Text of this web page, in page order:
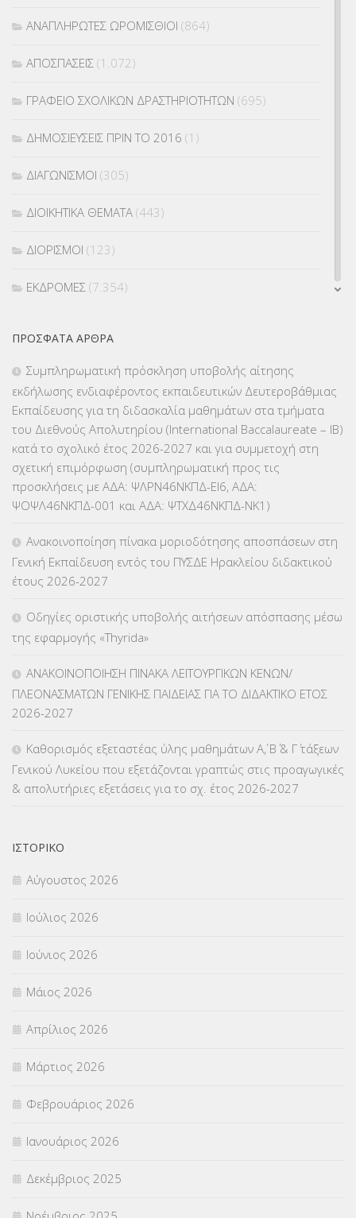
ΑΝΑΠΛΗΡΩΤΕΣ ΩΡΟΜΙΣΘΙΟΙ (864)
ΑΠΟΣΠΑΣΕΙΣ (1.072)
ΓΡΑΦΕΙΟ ΣΧΟΛΙΚΩΝ ΔΡΑΣΤΗΡΙΟΤΗΤΩΝ (695)
ΔΗΜΟΣΙΕΥΣΕΙΣ ΠΡΙΝ ΤΟ 2016 (1)
ΔΙΑΓΩΝΙΣΜΟΙ (305)
ΔΙΟΙΚΗΤΙΚΑ ΘΕΜΑΤΑ (443)
ΔΙΟΡΙΣΜΟΙ (123)
ΕΚΔΡΟΜΕΣ (7.354)
ΕΠΙΜΟΡΦΩΣΗ Τ.Π.Ε.(10)
ΕΥΡΩΠΑΪΚΑ ΠΡΟΓΡΑΜΜΑΤΑ(230)
ΚΕΣΥ (60)
ΚΕΣΥΠ(109)
ΚΠγ – ΚΡΑΤΙΚΟ ΠΙΣΤΟΠΟΙΗΤΙΚΟ ΓΛΩΣΣΟΜΑΘΕΙΑΣ(135)
ΚΠπ- ΚΡΑΤΙΚΟ ΠΙΣΤΟΠΟΙΗΤΙΚΟ ΠΛΗΡΟΦΟΡΙΚΗΣ
ΛΟΙΠΑ(309)
ΜΕΤΑΘΕΣΕΙΣ-ΤΟΠΟΘΕΤΗΣΕΙΣ ΒΕΛΤΙΩΣΕΙΣ(319)
ΜΕΤΑΦΟΡΑ ΜΑΘΗΤΩΝ(3)
ΟΙΚΟΝΟΜΙΚΑ ΘΕΜΑΤΑ
Π.Ε.Κ. ΗΡΑΚΛΕΙΟΥ
ΠΑΝΕΛΛΑΔΙΚΕΣ ΕΞΕΤΑΣΕΙΣ
ΠΡΟΚΗΡΥΞΕΙΣ
ΣΕΜΙΝΑΡΙΑ – ΗΜΕΡΙΔΕΣ
ΣΕΠ(50)
ΣΤΕΛΕΧΗ (360)
ΣΥΜΒΟΥΛΕΥΤΙΚΟΣ ΣΤΑΘΜΟΣ ΝΕΩΝ
ΣΥΝΤΑΞΕΙΣ(12)
ΣΧΟΛΙΚΟΙ ΣΥΜΒΟΥΛΟΙ
ΠΡΌΣΦΑΤΑ ΆΡΘΡΑ
Συμπληρωματική πρόσκληση υποβολής αίτησης
εκδήλωσης ενδιαφέροντος εκπαιδευτικών Δευτεροβάθμιας
Εκπαίδευσης για τη διδασκαλία μαθημάτων στα τμήματα
του Διεθνούς Απολυτηρίου (International Baccalaureate – IB)
κατά το σχολικό έτος 2026-2027 και για συμμετοχή στη
σχετική επιμόρφωση (συμπληρωματική προς τις
προσκλήσεις με ΑΔΑ: ΨΛΡΝ46ΝΚΠΔ-ΕΙ6, ΑΔΑ:
ΨΟΨΛ46ΝΚΠΔ-001 και ΑΔΑ: ΨΤΧΔ46ΝΚΠΔ-ΝΚ1)
Ανακοινοποίηση πίνακα μοριοδότησης αποσπάσεων στη
Γενική Εκπαίδευση εντός του ΠΥΣΔΕ Ηρακλείου διδακτικού
έτους 2026-2027
Οδηγίες οριστικής υποβολής αιτήσεων απόσπασης μέσω
της εφαρμογής «Thyrida»
ΑΝΑΚΟΙΝΟΠΟΙΗΣΗ ΠΙΝΑΚΑ ΛΕΙΤΟΥΡΓΙΚΩΝ ΚΕΝΩΝ/
ΠΛΕΟΝΑΣΜΑΤΩΝ ΓΕΝΙΚΗΣ ΠΑΙΔΕΙΑΣ ΓΙΑ ΤΟ ΔΙΔΑΚΤΙΚΟ ΕΤΟΣ
2026-2027
Καθορισμός εξεταστέας ύλης μαθημάτων Α΄, Β΄ & Γ΄ τάξεων
Γενικού Λυκείου που εξετάζονται γραπτώς στις προαγωγικές
& απολυτήριες εξετάσεις για το σχ. έτος 2026-2027
ΙΣΤΟΡΙΚΌ
Αύγουστος 2026
Ιούλιος 2026
Ιούνιος 2026
Μάιος 2026
Απρίλιος 2026
Μάρτιος 2026
Φεβρουάριος 2026
Ιανουάριος 2026
Δεκέμβριος 2025